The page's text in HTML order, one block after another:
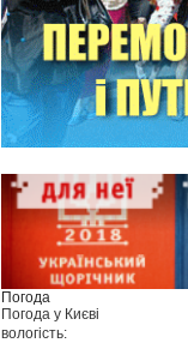
Погода
Погода у Києві
вологість: